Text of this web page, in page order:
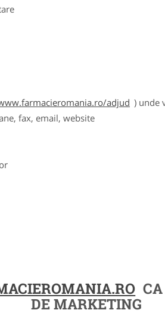
adjud ) unde
fax, email, website
DE MARKETING